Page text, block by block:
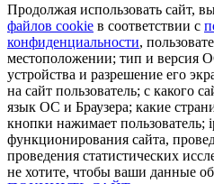
Продолжая использовать сайт,
файлов cookie в соответствии с
конфиденциальности,
местоположении; тип и версия
устройства и разрешение его
на сайт пользователь; с какого
язык ОС и Браузера; какие
кнопки нажимает пользователь;
функционирования сайта,
проведения статистических
не хотите, чтобы ваши данные